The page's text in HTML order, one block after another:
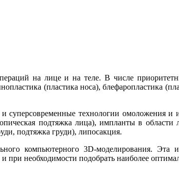
на лице и на теле. В числе
(пластика носа), блефаропластика
технологии омоложения и
подтяжка лица), импланты в
подтяжка груди), липосакция.
компьютерного 3D-моделирования. Эта
при необходимости подобрать наиболее